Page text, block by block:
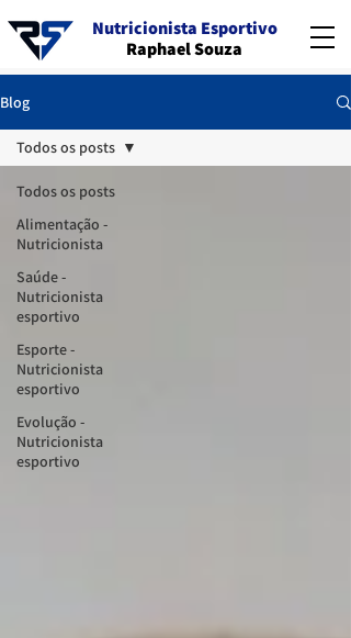
Nutricionista Esportivo
Raphael Souza
Blog
Todos os posts
Alimentação -
Nutricionista
Saúde -
Nutricionista
esportivo
Esporte -
Nutricionista
esportivo
Evolução -
Nutricionista
esportivo
Todos os posts